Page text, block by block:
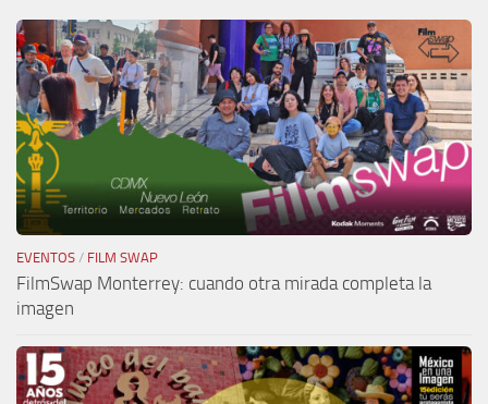
EVENTOS / FILM SWAP
FilmSwap Monterrey: cuando otra mirada completa la
imagen